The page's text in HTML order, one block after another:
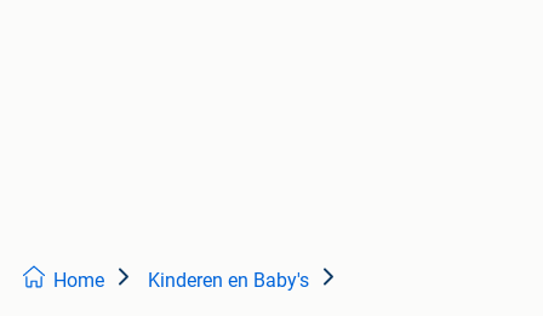
Home Kinderen en Baby's